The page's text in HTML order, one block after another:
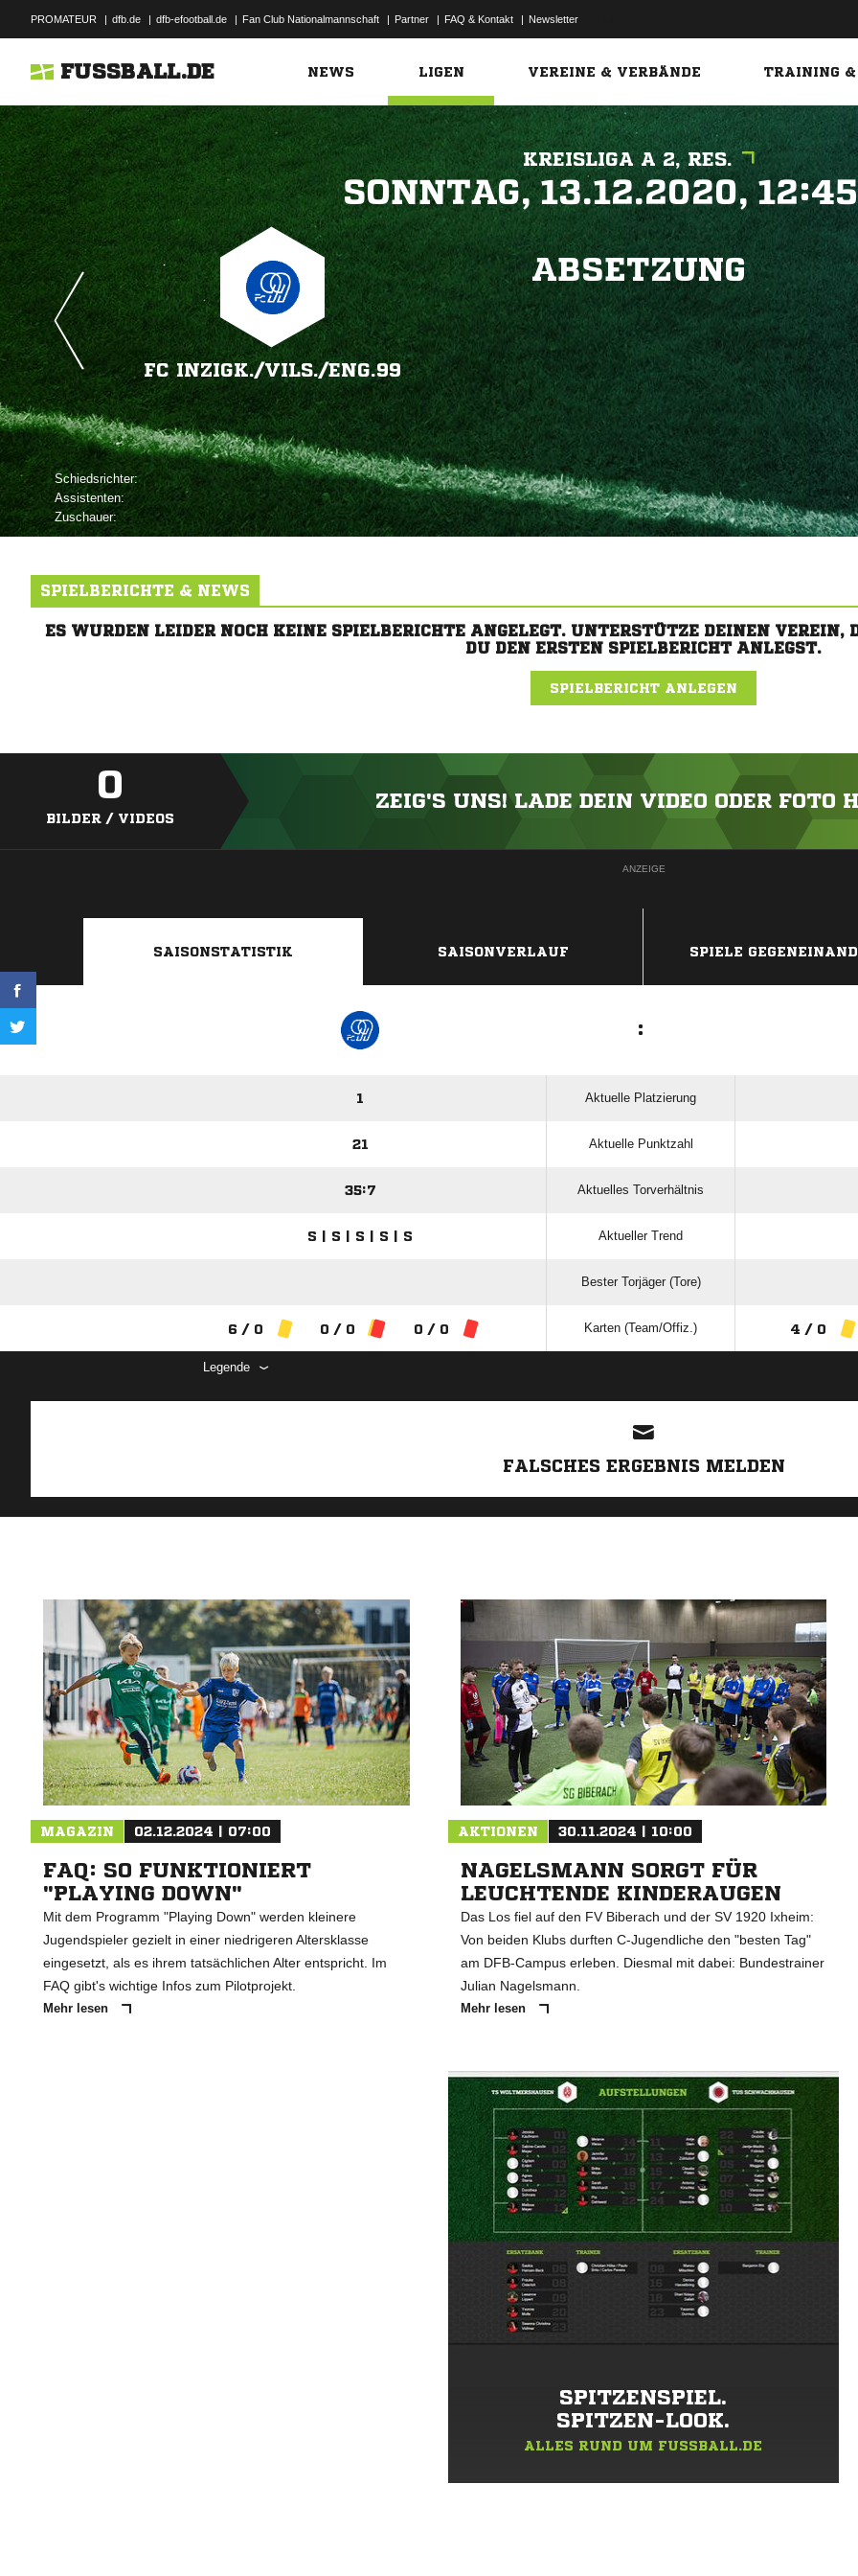
PROMATEUR | dfb.de | dfb-efootball.de | Fan Club Nationalmannschaft | Partner | FAQ & Kontakt | Newsletter
FUSSBALL.DE NEWS LIGEN VEREINE & VERBÄNDE TRAINING &
KREISLIGA A 2, RES.
 
FC INZIGK./​VILS./​ENG.99
ABSETZUNG
Schiedsrichter:
Assistenten:
Zuschauer:
SPIELBERICHTE & NEWS
ES WURDEN LEIDER NOCH KEINE SPIELBERICHTE ANGELEGT. UNTERSTÜTZE DEINEN
DU DEN ERSTEN SPIELBERICHT ANLEGST.
SPIELBERICHT ANLEGEN
0
BILDER / VIDEOS
ZEIG'S UNS! LADE DEIN VIDEO ODER FOTO
ANZEIGE
SAISONSTATISTIK SAISONVERLAUF SPIELE
:
1 Aktuelle Platzierung
21 Aktuelle Punktzahl
35:7 Aktuelles Torverhältnis
S | S | S | S | S Aktueller Trend
Bester Torjäger (Tore)
6 / 0 0 / 0 0 / 0 Karten (Team/Offiz.) 4 / 0
Legende
FALSCHES ERGEBNIS MELDEN
MAGAZIN 02.12.2024 | 07:00
FAQ: SO FUNKTIONIERT
"PLAYING DOWN"
Mit dem Programm "Playing Down" werden kleinere
Jugendspieler gezielt in einer niedrigeren Altersklasse
eingesetzt, als es ihrem tatsächlichen Alter entspricht. Im
FAQ gibt's wichtige Infos zum Pilotprojekt.
Mehr lesen
AKTIONEN 30.11.2024 | 10:00
NAGELSMANN SORGT FÜR
LEUCHTENDE KINDERAUGEN
Das Los fiel auf den FV Biberach und der SV 1920 Ixheim:
Von beiden Klubs durften C-Jugendliche den "besten Tag"
am DFB-Campus erleben. Diesmal mit dabei: Bundestrainer
Julian Nagelsmann.
Mehr lesen
SPITZENSPIEL.
SPITZEN-LOOK.
ALLES RUND UM FUSSBALL.DE